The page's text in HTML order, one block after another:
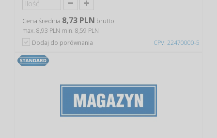
CPV: 22470000-5
Cena średnia 8,73 PLN brutto
max. 8,93 PLN min. 8,59 PLN
Dodaj do porównania